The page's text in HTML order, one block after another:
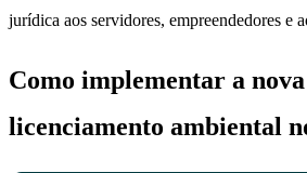
jurídica aos servidores, empreendedores e
Como implementar a
licenciamento ambiental